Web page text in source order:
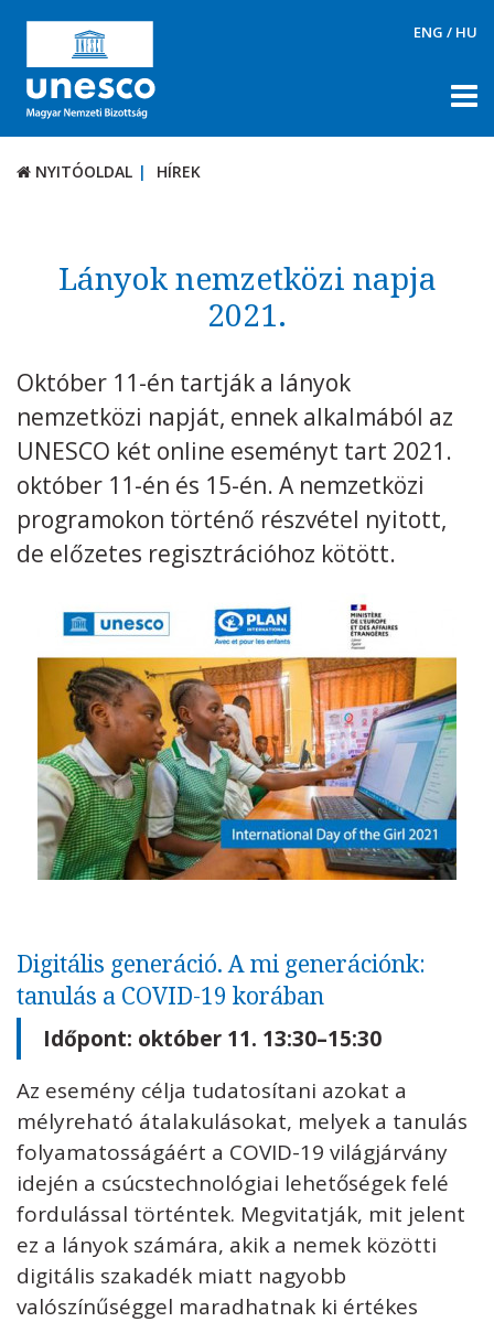
ENG / HU
NYITÓOLDAL HÍREK
TÉMÁK
DOKUMENTUMTÁR
KAPCSOLAT
Kövess minket unescohungary
RSS
NYITÓOLDAL HÍREK
Lányok nemzetközi napja
2021.
Október 11-én tartják a lányok
nemzetközi napját, ennek alkalmából az
UNESCO két online eseményt tart 2021.
október 11-én és 15-én. A nemzetközi
programokon történő részvétel nyitott,
de előzetes regisztrációhoz kötött.
Digitális generáció. A mi generációnk:
tanulás a COVID-19 korában
Időpont: október 11. 13:30–15:30
Az esemény célja tudatosítani azokat a
mélyreható átalakulásokat, melyek a tanulás
folyamatosságáért a COVID-19 világjárvány
idején a csúcstechnológiai lehetőségek felé
fordulással történtek. Megvitatják, mit jelent
ez a lányok számára, akik a nemek közötti
digitális szakadék miatt nagyobb
valószínűséggel maradhatnak ki értékes